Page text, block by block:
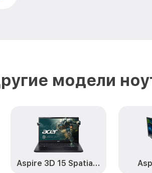
Замена
Ремонт
модели
Aspire 3D 15 SpatialLabs™ Edition